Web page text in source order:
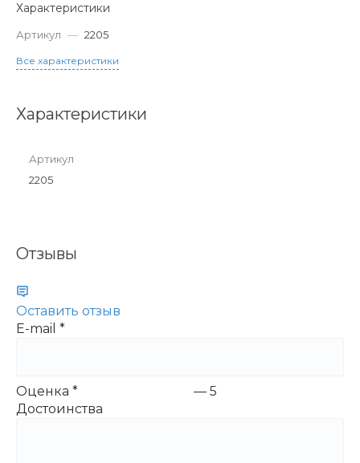
Характеристики
Артикул — 2205
Все характеристики
Характеристики
Артикул
2205
Отзывы
Оставить отзыв
E-mail *
Оценка * — 5
Достоинства